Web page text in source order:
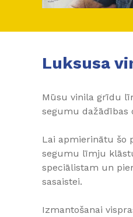
Luksusa
Mūsu vinila grīdu
segumu dažādības
Lai apmierinātu šo
segumu līmju
speciālistam un
sasaistei.
Izmantošanai